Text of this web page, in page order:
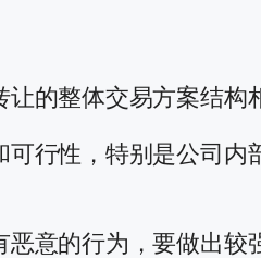
的整体交易方案结构
行性，特别是公司
意的行为，要做出